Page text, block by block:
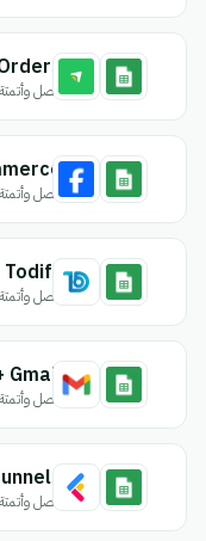
اتصل وأتمتة
اتصل وأتمتة
اتصل وأتمتة
اتصل وأتمتة
اتصل وأتمتة